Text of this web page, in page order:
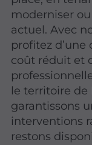
moderniser
actuel. Avec
profitez
coût réduit et
le territoire de
garantissons
interventions
restons